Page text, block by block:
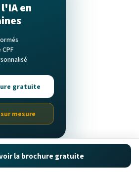
en
gratuite
mesure
la brochure gratuite